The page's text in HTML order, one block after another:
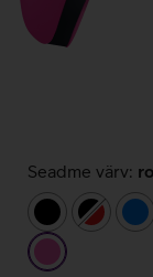
Seadme värv:
mustmust/
roosa